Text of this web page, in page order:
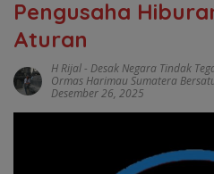
Pengusaha
Aturan
H Rijal- Desak Negara Tindak
Ormas Harimau Sumatera
Desember 26, 2025